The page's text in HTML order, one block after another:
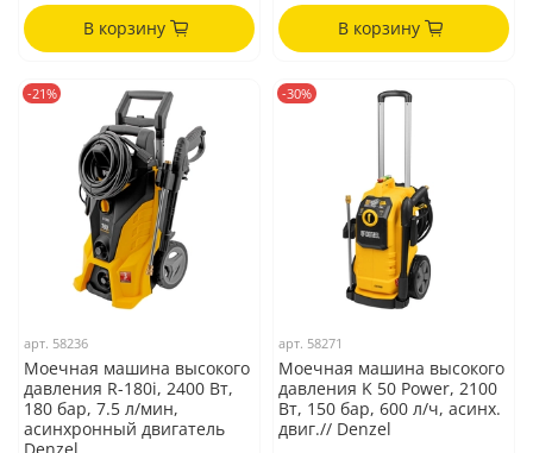
В корзину В корзину
-21%
арт. 58236
Моечная машина высокого
давления R-180i, 2400 Вт,
180 бар, 7.5 л/мин,
асинхронный двигатель
-30%
арт. 58271
Моечная машина высокого
давления K 50 Power, 2100
Вт, 150 бар, 600 л/ч, асинх.
двиг.// Denzel